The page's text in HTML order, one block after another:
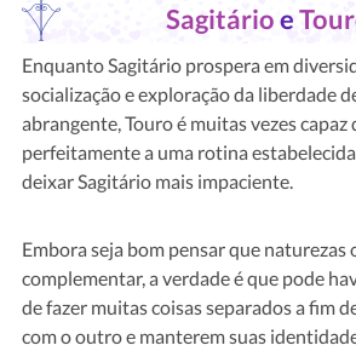
Sagitárioe
Enquanto Sagitário prospera em
socialização e exploração da liberdade
abrangente, Touro é muitas vezes capaz
perfeitamente a uma rotina
deixar Sagitário mais impaciente.
Embora seja bom pensar que naturezas
complementar, a verdade é que pode
de fazer muitas coisas separados a fim
com o outro e manterem suas